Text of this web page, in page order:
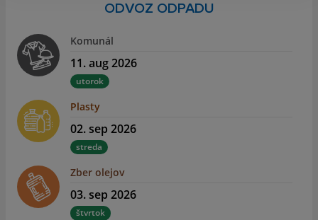
ODVOZ ODPADU
Komunál
11. aug 2026
utorok
Plasty
02. sep 2026
streda
Zber olejov
03. sep 2026
štvrtok